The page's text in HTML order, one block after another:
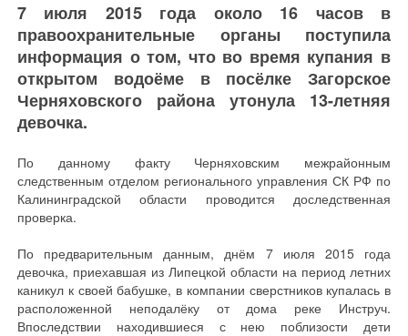
7 июля 2015 года около 16 часов в
правоохранительные органы поступила
информация о том, что во время купания в
открытом водоёме в посёлке Загорское
Черняховского района утонула 13-летняя
девочка.
По данному факту Черняховским межрайонным
следственным отделом регионального управления СК РФ по
Калининградской области проводится доследственная
проверка.
По предварительным данным, днём 7 июля 2015 года
девочка, приехавшая из Липецкой области на период летних
каникул к своей бабушке, в компании сверстников купалась в
расположенной неподалёку от дома реке Инструч.
Впоследствии находившиеся с нею поблизости дети